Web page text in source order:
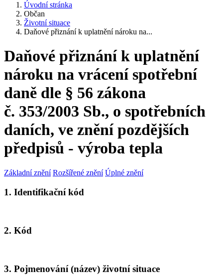
Úvodní stránka
Občan
Životní situace
Daňové přiznání k uplatnění nároku na...
Daňové přiznání k uplatnění
nároku na vrácení spotřební
daně dle § 56 zákona
č. 353/2003 Sb., o spotřebních
daních, ve znění pozdějších
předpisů - výroba tepla
Základní znění Rozšířené znění Úplné znění
1. Identifikační kód
2. Kód
3. Pojmenování (název) životní situace